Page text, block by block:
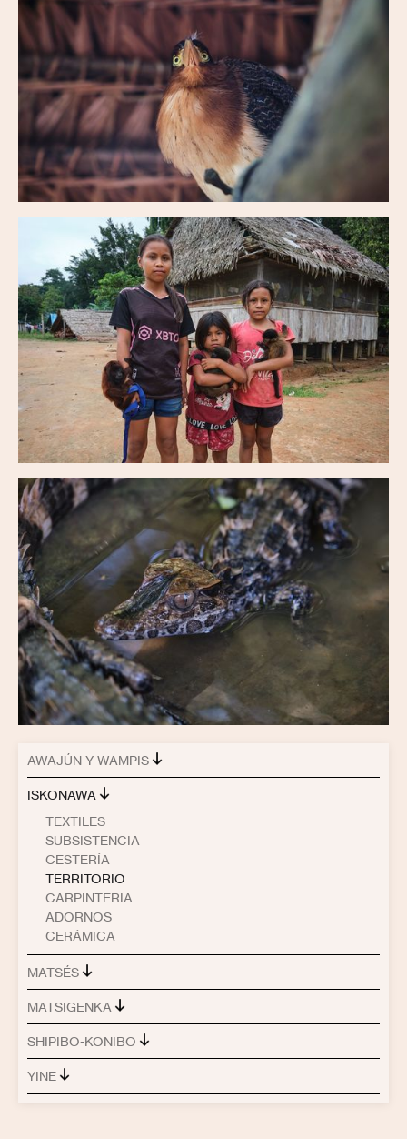
AWAJÚN Y WAMPIS
ISKONAWA
TEXTILES
SUBSISTENCIA
CESTERÍA
TERRITORIO
CARPINTERÍA
ADORNOS
CERÁMICA
MATSÉS
MATSIGENKA
SHIPIBO-KONIBO
YINE